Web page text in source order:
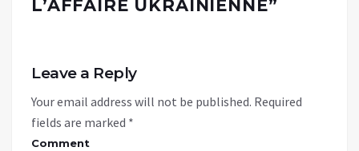
L’AFFAIRE UKRAINIENNE”
Leave a Reply
Your email address will not be published. Required
fields are marked *
Comment